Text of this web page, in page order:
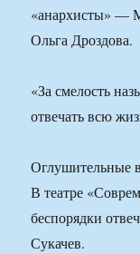
«анархисты» —
Ольга Дроздова.
«За смелость
отвечать всю
Оглушительные
В театре
беспорядки
Сукачев.